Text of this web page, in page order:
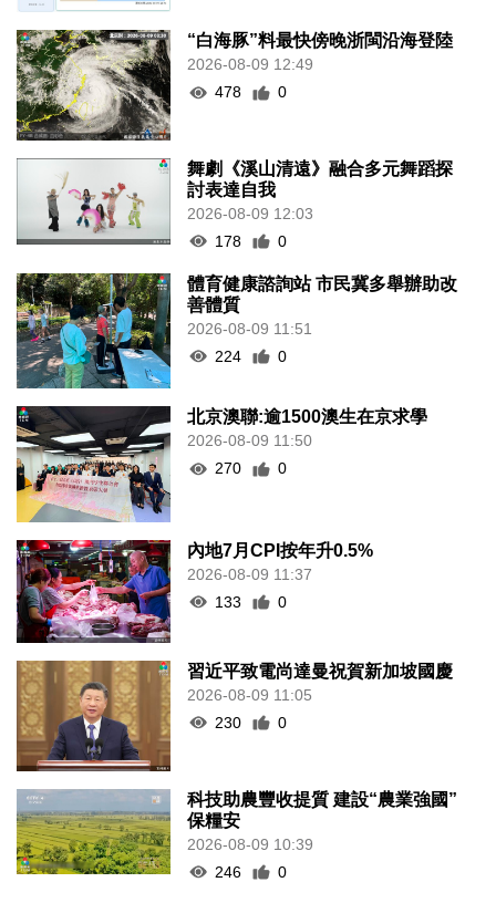
“白海豚”料最快傍晚浙閩沿海登陸
2026-08-09 12:49
478
0
舞劇《溪山清遠》融合多元舞蹈探
討表達自我
2026-08-09 12:03
178
0
體育健康諮詢站 市民冀多舉辦助改
善體質
2026-08-09 11:51
224
0
北京澳聯:逾1500澳生在京求學
2026-08-09 11:50
270
0
內地7月CPI按年升0.5%
2026-08-09 11:37
133
0
習近平致電尚達曼祝賀新加坡國慶
2026-08-09 11:05
230
0
科技助農豐收提質 建設“農業強國”
保糧安
2026-08-09 10:39
246
0